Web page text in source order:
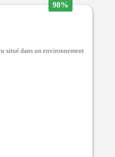
98%
situé dans un environnement